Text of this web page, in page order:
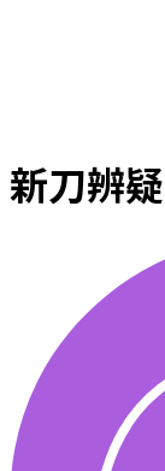
新刀辨